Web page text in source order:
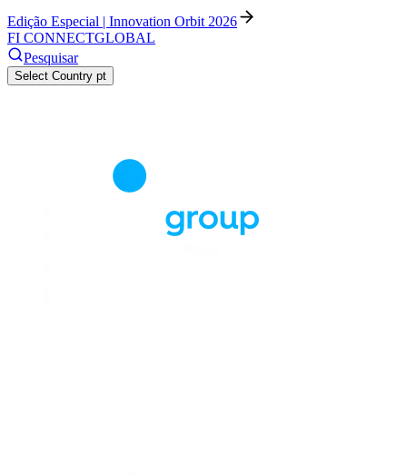
Edição Especial | Innovation Orbit 2026
FI CONNECTGLOBAL
Pesquisar
Select Country pt